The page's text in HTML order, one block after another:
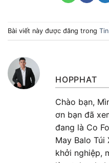
Bài viết này được đăng trong
HOPPHAT
Chào bạn,
ơn bạn đã
đang là Co
May Balo Túi
khởi nghiệp,